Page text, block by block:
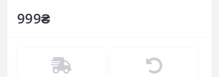
999₴